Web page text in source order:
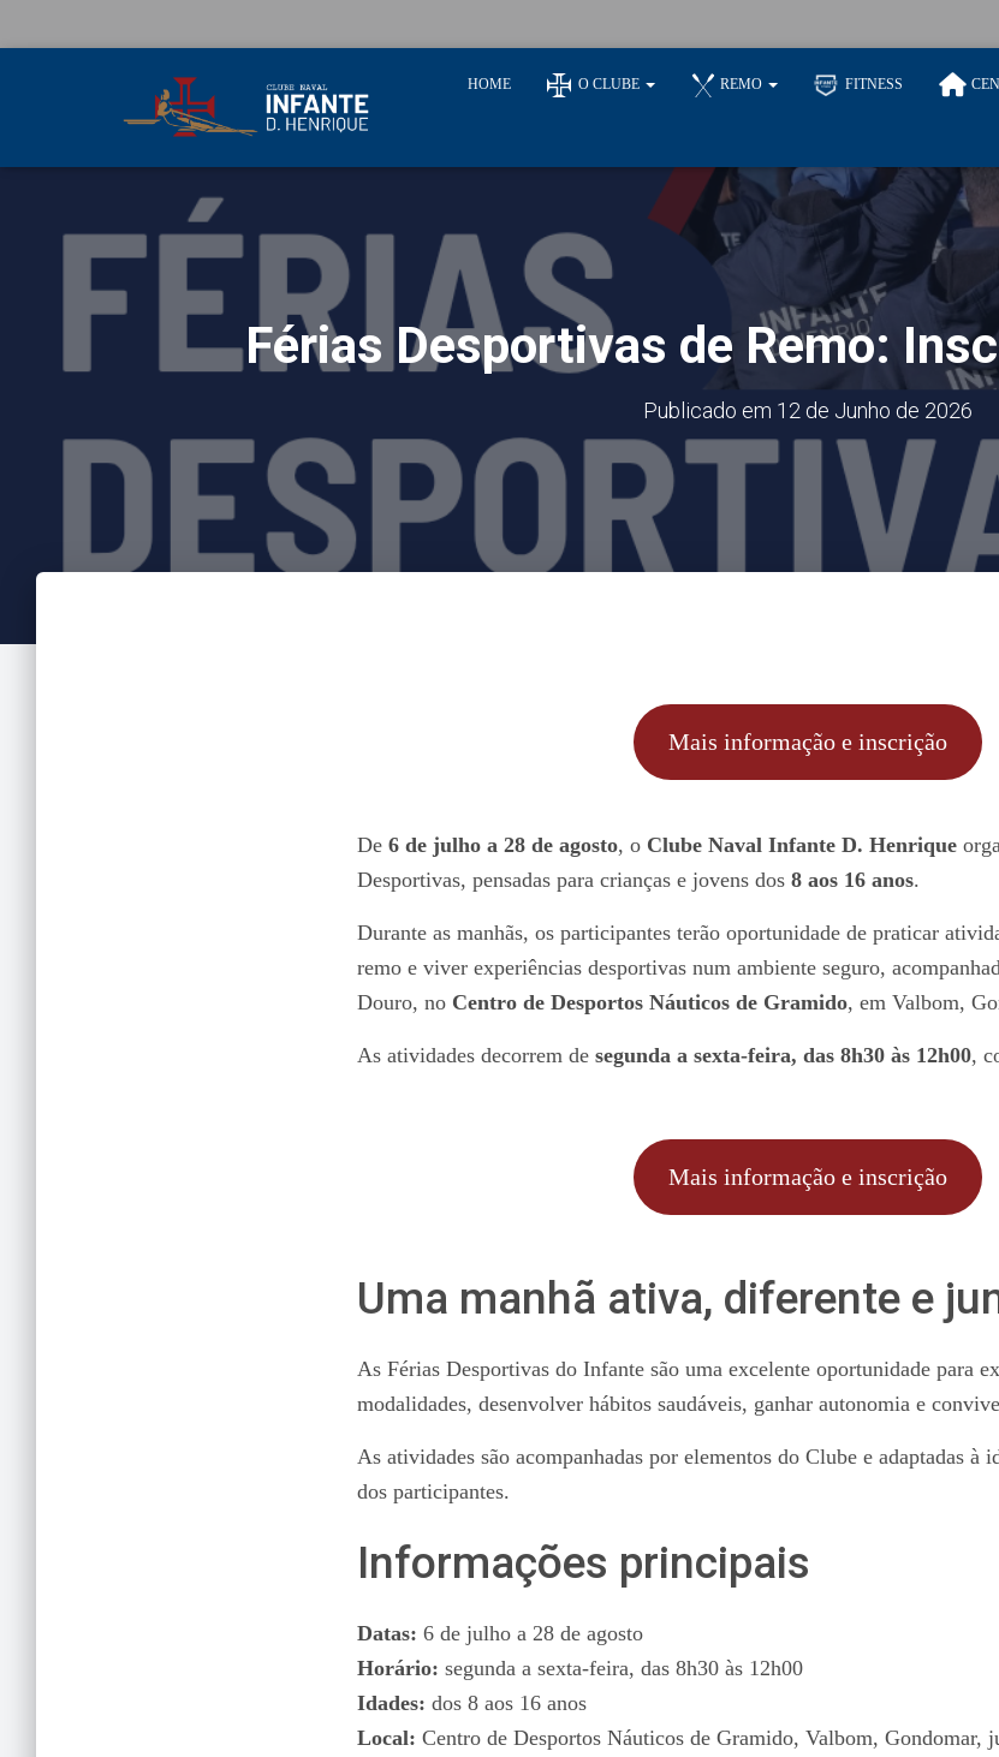
HOME O CLUBE REMO FITNESS
Férias Desportivas de Remo:
Publicado em 12 de Junho de 2026
Mais informação e inscrição
De 6 de julho a 28 de agosto, o Clube Naval Infante D. Henrique
Desportivas, pensadas para crianças e jovens dos 8 aos 16 anos.
Durante as manhãs, os participantes terão oportunidade de praticar
remo e viver experiências desportivas num ambiente seguro,
Douro, no Centro de Desportos Náuticos de Gramido, em Valbom,
As atividades decorrem de segunda a sexta-feira, das 8h30 às 12h00,
Mais informação e inscrição
Uma manhã ativa, diferente e
As Férias Desportivas do Infante são uma excelente oportunidade para
modalidades, desenvolver hábitos saudáveis, ganhar autonomia e
As atividades são acompanhadas por elementos do Clube e adaptadas à
dos participantes.
Informações principais
Datas: 6 de julho a 28 de agosto
Horário: segunda a sexta-feira, das 8h30 às 12h00
Idades: dos 8 aos 16 anos
Local: Centro de Desportos Náuticos de Gramido, Valbom, Gondomar,